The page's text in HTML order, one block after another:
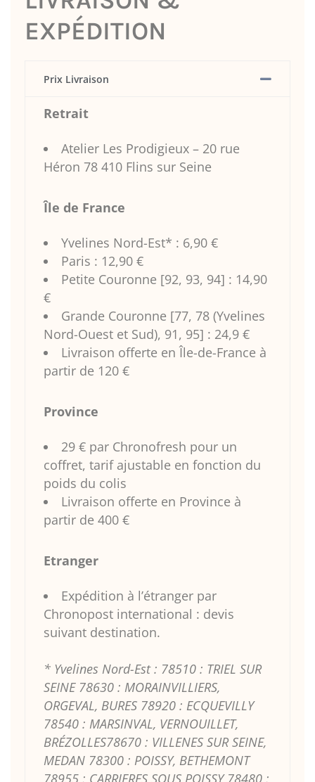
EXPÉDITION
Prix Livraison
Retrait
Atelier Les Prodigieux – 20 rue
Héron 78 410 Flins sur Seine
Île de France
Yvelines Nord-Est* : 6,90 €
Paris : 12,90 €
Petite Couronne [92, 93, 94] : 14,90
€
Grande Couronne [77, 78 (Yvelines
Nord-Ouest et Sud), 91, 95] : 24,9 €
Livraison offerte en Île-de-France à
partir de 120 €
Province
29 € par Chronofresh pour un
coffret, tarif ajustable en fonction du
poids du colis
Livraison offerte en Province à
partir de 400 €
Etranger
Expédition à l’étranger par
Chronopost international : devis
suivant destination.
* Yvelines Nord-Est : 78510 : TRIEL SUR
SEINE 78630 : MORAINVILLIERS,
ORGEVAL, BURES 78920 : ECQUEVILLY
78540 : MARSINVAL, VERNOUILLET,
BRÉZOLLES78670 : VILLENES SUR SEINE,
MEDAN 78300 : POISSY, BETHEMONT
78955 : CARRIERES SOUS POISSY 78480 :